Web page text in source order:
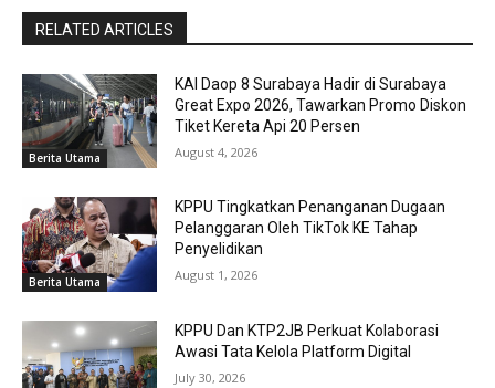
RELATED ARTICLES
Berita Utama
KAI Daop 8 Surabaya Hadir di Surabaya
Great Expo 2026, Tawarkan Promo Diskon
Tiket Kereta Api 20 Persen
August 4, 2026
Berita Utama
KPPU Tingkatkan Penanganan Dugaan
Pelanggaran Oleh TikTok KE Tahap
Penyelidikan
August 1, 2026
KPPU Dan KTP2JB Perkuat Kolaborasi
Awasi Tata Kelola Platform Digital
July 30, 2026